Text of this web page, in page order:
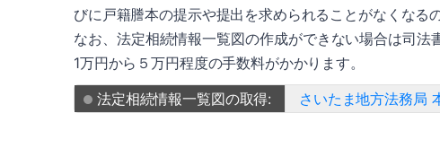
びに戸籍謄本の提示や提出を求められることがなくなる
なお、法定相続情報一覧図の作成ができない場合は司
1万円から５万円程度の手数料がかかります。
法定相続情報一覧図の取得:
さいたま地方法務局